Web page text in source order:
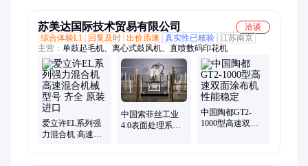
苏美达国际技术贸易有限公司
洽谈
综合体验L1
回复及时 出价迅速 真实性已核验 江苏南京
主营： 单鼓起毛机、离心式鼓风机、直喷数码印花机
爱立许EL系列强
力混合机 高速混
中国索菲丝工业
4.0表面处理系统
中国陶都GT2-
1000型高速双面